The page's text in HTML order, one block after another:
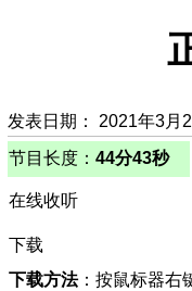
发表日期： 2021年3月
节目长度： 44分43秒
在线收听
下载
下载方法：按鼠标器右